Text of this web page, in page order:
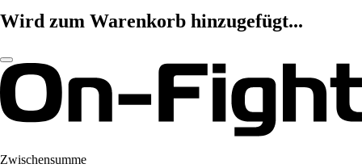
Wird zum Warenkorb hinzugefügt...
Zwischensumme